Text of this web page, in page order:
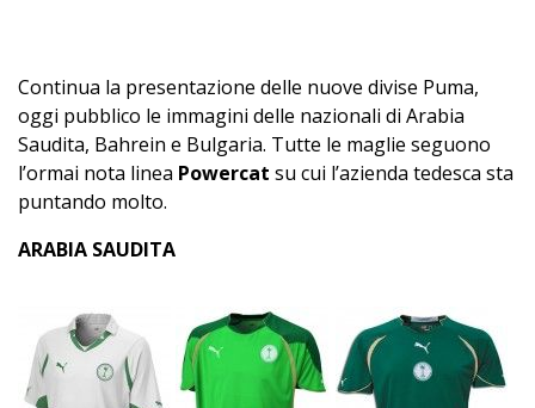
Continua la presentazione delle nuove divise Puma,
oggi pubblico le immagini delle nazionali di Arabia
Saudita, Bahrein e Bulgaria. Tutte le maglie seguono
l’ormai nota linea Powercat su cui l’azienda tedesca sta
puntando molto.
ARABIA SAUDITA